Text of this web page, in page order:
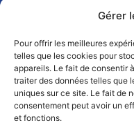
Gérer
Pour offrir les meilleures
telles que les cookies pour
appareils. Le fait de consentir
traiter des données telles que
uniques sur ce site. Le fait de
consentement peut avoir un
et fonctions.